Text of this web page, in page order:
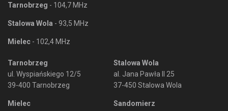
Tarnobrzeg - 104,7 MHz
Stalowa Wola - 93,5 MHz
Mielec - 102,4 MHz
Tarnobrzeg
ul. Wyspiańskiego 12/5
39-400 Tarnobrzeg
Mielec
Stalowa Wola
al. Jana Pawła II 25
37-450 Stalowa Wola
Sandomierz